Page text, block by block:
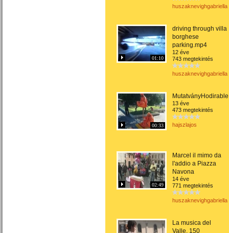
huszaknevighgabriella
01:10
driving through villa
borghese
parking.mp4
12 éve
743 megtekintés
huszaknevighgabriella
00:33
MutatványHodirable
13 éve
473 megtekintés
hajszlajos
02:49
Marcel il mimo da
l'addio a Piazza
Navona
14 éve
771 megtekintés
huszaknevighgabriella
La musica del
Valle, 150